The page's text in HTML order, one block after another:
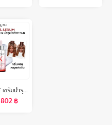
KERASTASE เซรั่มบำรุงหนังศีรษะ กลิ่นหอมสดชื่นสำหรับผมขาดหลุดร่วงระยะเริ่มต้น 30 มล GENESIS SERUM ANTI-CHUTE FORTIFIANT FOR ANTI HAIR-FALL 30ML (เคเรสตาส,เจเนซิส)
802฿